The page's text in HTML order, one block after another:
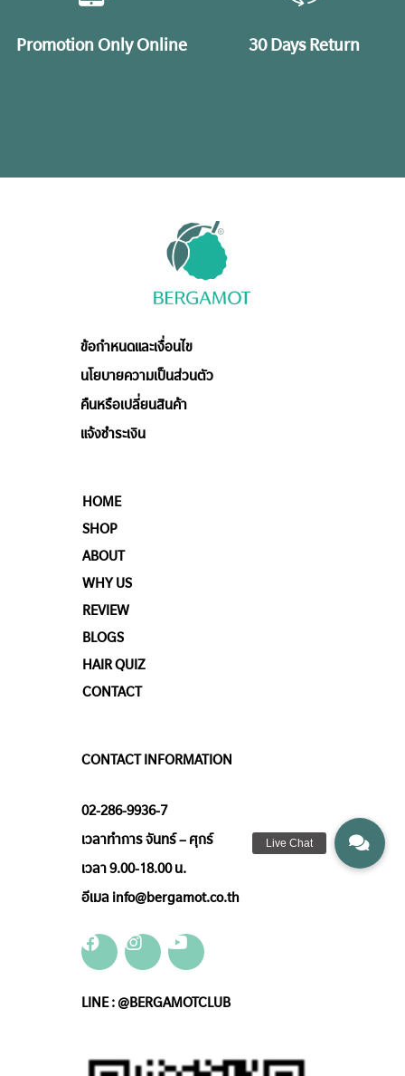
Promotion Only Online 30 Days Return
ข้อกำหนดและเงื่อนไข
นโยบายความเป็นส่วนตัว
คืนหรือเปลี่ยนสินค้า
แจ้งชำระเงิน
HOME
SHOP
ABOUT
WHY US
REVIEW
BLOGS
HAIR QUIZ
CONTACT
CONTACT INFORMATION
02-286-9936-7
เวลาทำการ จันทร์ – ศุกร์
เวลา 9.00-18.00 น.
อีเมล info@bergamot.co.th
LINE : @BERGAMOTCLUB